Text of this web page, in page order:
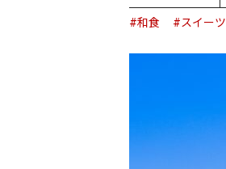
#和食 #スイーツ